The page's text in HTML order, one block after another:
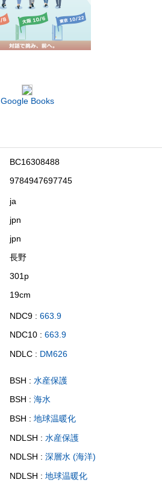
Google Books
BC16308488
9784947697745
ja
jpn
jpn
長野
301p
19cm
NDC9 : 663.9
NDC10 : 663.9
NDLC : DM626
BSH : 水産保護
BSH : 海水
BSH : 地球温暖化
NDLSH : 水産保護
NDLSH : 深層水 (海洋)
NDLSH : 地球温暖化